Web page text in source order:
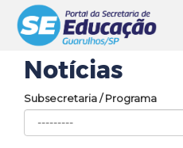
Notícias
Subsecretaria / Programa